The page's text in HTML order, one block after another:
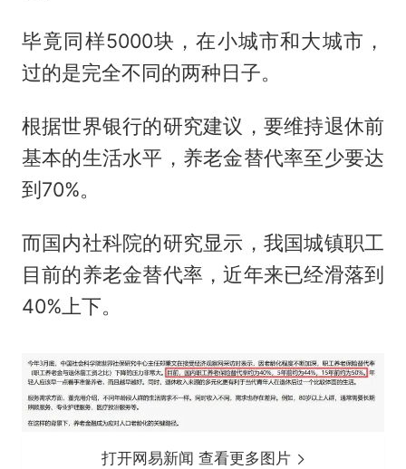
毕竟同样5000块，在小城市和大城市，
过的是完全不同的两种日子。
根据世界银行的研究建议，要维持退休前
基本的生活水平，养老金替代率至少要达
到70%。
而国内社科院的研究显示，我国城镇职工
目前的养老金替代率，近年来已经滑落到
40%上下。
打开网易新闻 查看更多图片